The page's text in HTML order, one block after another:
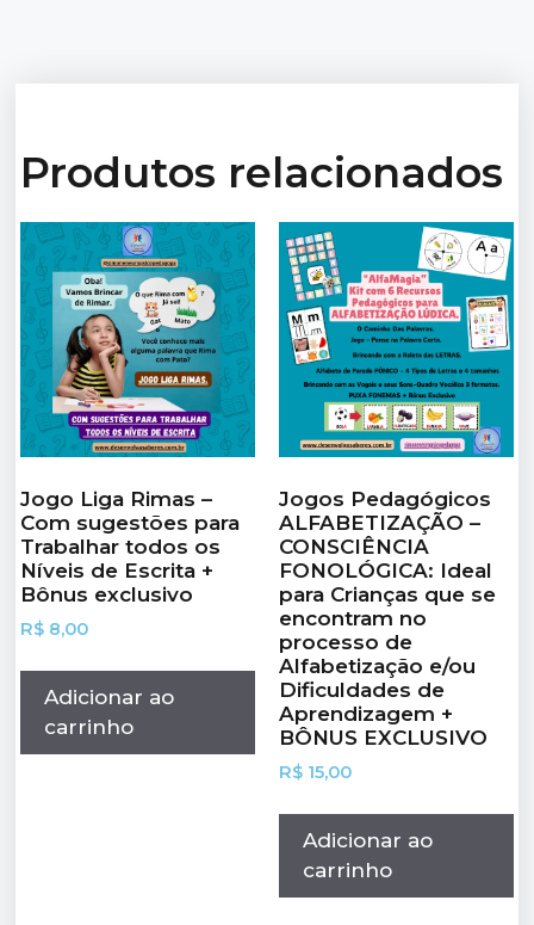
Produtos relacionados
Jogo Liga Rimas –
Com sugestões para
Trabalhar todos os
Níveis de Escrita +
Bônus exclusivo
R$ 8,00
Adicionar ao
carrinho
Jogos Pedagógicos
ALFABETIZAÇÃO –
CONSCIÊNCIA
FONOLÓGICA: Ideal
para Crianças que se
encontram no
processo de
Alfabetização e/ou
Dificuldades de
Aprendizagem +
BÔNUS EXCLUSIVO
R$ 15,00
Adicionar ao
carrinho